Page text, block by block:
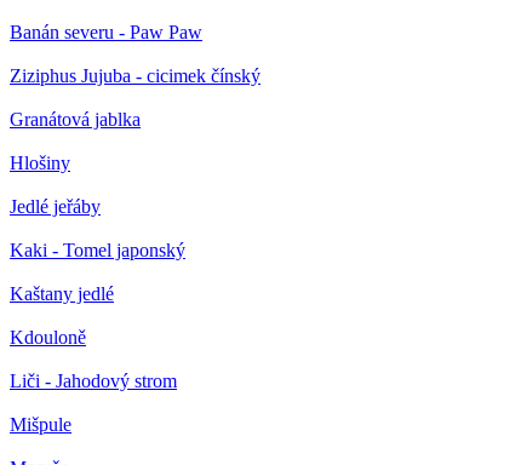
Banán severu - Paw Paw
Ziziphus Jujuba - cicimek čínský
Granátová jablka
Hlošiny
Jedlé jeřáby
Kaki - Tomel japonský
Kaštany jedlé
Kdouloně
Liči - Jahodový strom
Mišpule